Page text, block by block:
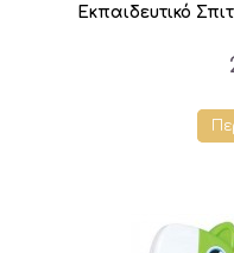
Εκπαιδευτικό